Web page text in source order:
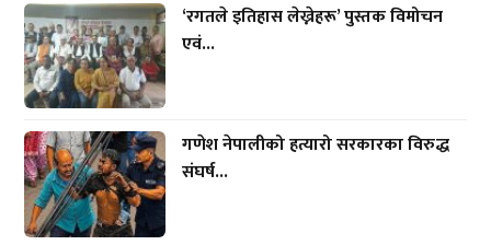
‘रगतले इतिहास लेख्नेहरू’ पुस्तक विमोचन
एवं...
गणेश नेपालीको हत्यारो सरकारका विरुद्ध
संघर्ष...